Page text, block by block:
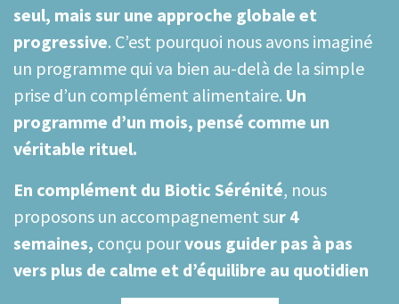
seul, mais sur une approche globale et
progressive. C’est pourquoi nous avons imaginé
un programme qui va bien au-delà de la simple
prise d’un complément alimentaire. Un
programme d’un mois, pensé comme un
véritable rituel.
En complément du Biotic Sérénité, nous
proposons un accompagnement sur 4
semaines, conçu pourvous guider pas à pas
vers plus de calme et d’équilibre au quotidien